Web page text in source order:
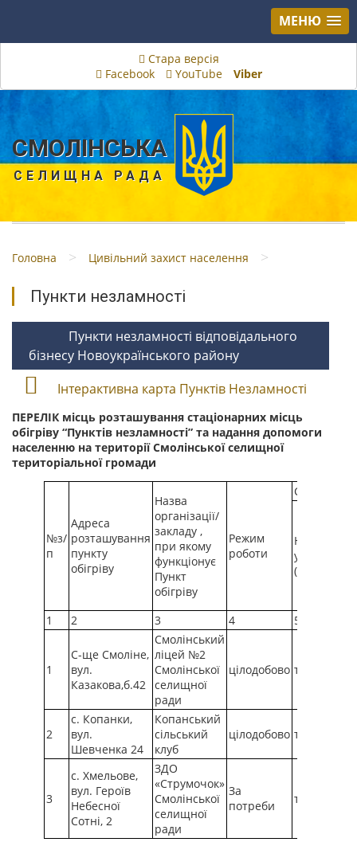
МЕНЮ
Стара версія
Facebook
YouTube Viber
СМОЛІНСЬКА
СЕЛИЩНА РАДА
Головна > Цивільний захист населення >
Пункти незламності
Пункти незламності відповідального
бізнесу Новоукраїнського району
Інтерактивна карта Пунктів Незламності
ПЕРЕЛІК місць розташування стаціонарних місць
обігріву “Пунктів незламності” та надання допомоги
населенню на території Смолінської селищної
територіальної громади
№з/
п
Адреса
розташування
пункту
обігріву
Назва
організації/
закладу ,
при якому
функціонує
Пункт
обігріву
Режим
роботи
Стан
Наявність
укриття
(так/ні)
1 2 3 4 5
1
С-ще Смоліне,
вул.
Казакова,б.42
Смолінський
ліцей №2
Смолінської
селищної
ради
цілодобово так
2
с. Копанки,
вул.
Шевченка 24
Копанський
сільський
клуб
цілодобово так
3
с. Хмельове,
вул. Героїв
Небесної
Сотні, 2
ЗДО
«Струмочок»
Смолінської
селищної
ради
За
потреби
так